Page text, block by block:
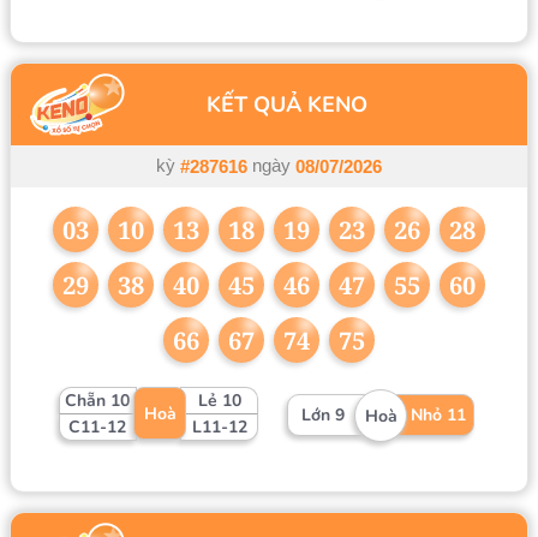
KẾT QUẢ KENO
kỳ #287616 ngày 08/07/2026
03 10 13 18 19 23 26
28
29
38 40 45 46 47 55
60
66
67 74 75
Chẵn 10
C11-12
Hoà
Lẻ 10
L11-12
Lớn 9 Hoà Nhỏ 11